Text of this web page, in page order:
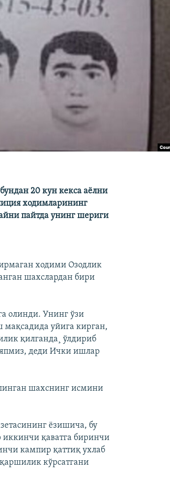
20 кун кекса аёлни
ходимларининг
пайтда унинг шериги
ходими Озодлик
шахслардан бири
олинди. Унинг ўзи
уйига кирган,
қилганда¸ ўлдириб
деди Ички ишлар
шахснинг исмини
ёзишича, бу
қаватга биринчи
кампир қаттиқ ухлаб
кўрсатгани